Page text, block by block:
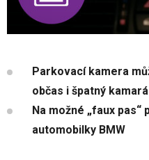
Parkovací kamera
občas i špatný
Na možné „faux
automobilky BMW